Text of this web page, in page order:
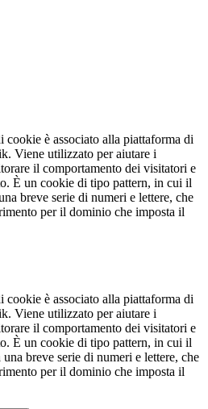
cookie è associato alla piattaforma di
Viene utilizzato per aiutare i
il comportamento dei visitatori e
È un cookie di tipo pattern, in cui il
breve serie di numeri e lettere, che
per il dominio che imposta il
cookie è associato alla piattaforma di
Viene utilizzato per aiutare i
il comportamento dei visitatori e
È un cookie di tipo pattern, in cui il
breve serie di numeri e lettere, che
per il dominio che imposta il